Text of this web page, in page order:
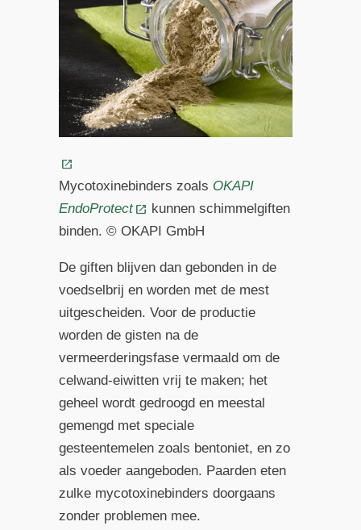
Mycotoxinebinder­s zoals OKAPI
EndoProtect
kunnen schimmelgiften
binden. © OKAPI GmbH
De giften blijven dan gebonden in de
voedselbrij en worden met de mest
uitgescheiden. Voor de productie
worden de gisten na de
vermeerderingsfase vermaald om de
celwand-eiwitten vrij te maken; het
geheel wordt gedroogd en meestal
gemengd met speciale
gesteentemelen zoals bentoniet, en zo
als voeder aangeboden. Paarden eten
zulke mycotoxinebinder­s doorgaans
zonder problemen mee.